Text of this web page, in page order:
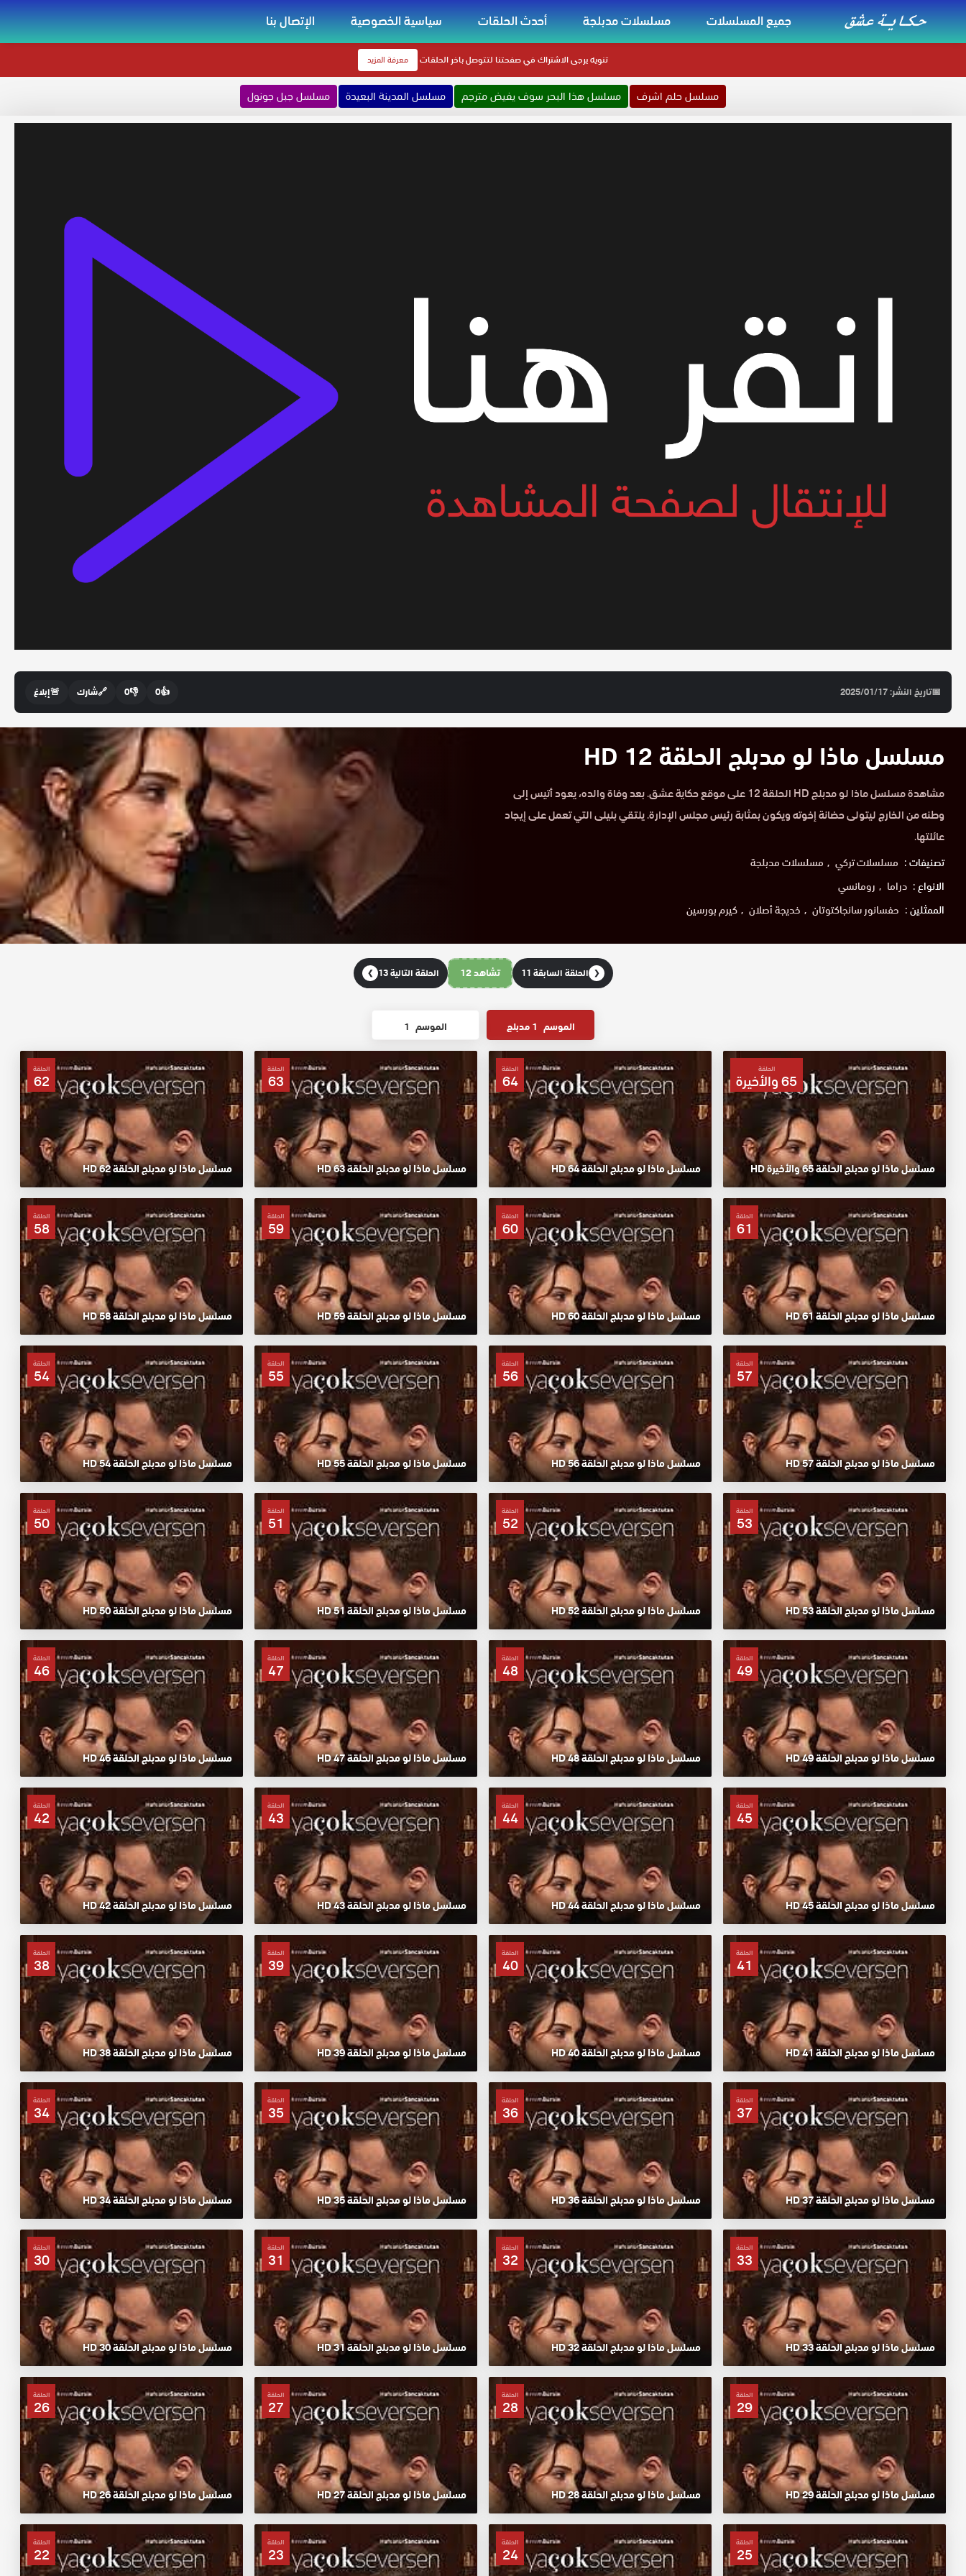
جميع المسلسلات مسلسلات مدبلجة أحدث الحلقات سياسية الخصوصية الإتصال بنا
تنويهيرجى الاشتراك في صفحتنا لتتوصل باخر الحلقات معرفة المزيد
مسلسل حلم اشرف مسلسل هذا البحر سوف يفيض مترجم مسلسل المدينة البعيدة مسلسل جبل جونول
📅تاريخ النشر: 2025/01/17 👍
0
👎
0
🔗شارك 🚨إبلاغ
مسلسل ماذا لو مدبلج الحلقة 12 HD
مشاهدة مسلسل ماذا لو مدبلج HD الحلقة 12 على موقع حكاية عشق. بعد وفاة والده، يعود أتيس إلى
وطنه من الخارج ليتولى حضانة إخوته ويكون بمثابة رئيس مجلس الإدارة. يلتقي بليلى التي تعمل على إيجاد
عائلتها.
تصنيفات : مسلسلات تركي
مسلسلات مدبلجة
الانواع : دراما
رومانسي
الممثلين : حفسانور سانجاكتوتان خديجة أصلان كيرم بورسين
❮ الحلقة السابقة 11 تشاهد 12 الحلقة التالية 13 ❯
الموسم 1 مدبلج الموسم 1
الحلقة
65 والأخيرة
مسلسل ماذا لو مدبلج الحلقة 65 والأخيرة HD
الحلقة
64
مسلسل ماذا لو مدبلج الحلقة 64 HD
الحلقة
63
مسلسل ماذا لو مدبلج الحلقة 63 HD
الحلقة
62
مسلسل ماذا لو مدبلج الحلقة 62 HD
الحلقة
61
مسلسل ماذا لو مدبلج الحلقة 61 HD
الحلقة
60
مسلسل ماذا لو مدبلج الحلقة 60 HD
الحلقة
59
مسلسل ماذا لو مدبلج الحلقة 59 HD
الحلقة
58
مسلسل ماذا لو مدبلج الحلقة 58 HD
الحلقة
57
مسلسل ماذا لو مدبلج الحلقة 57 HD
الحلقة
56
مسلسل ماذا لو مدبلج الحلقة 56 HD
الحلقة
55
مسلسل ماذا لو مدبلج الحلقة 55 HD
الحلقة
54
مسلسل ماذا لو مدبلج الحلقة 54 HD
الحلقة
53
مسلسل ماذا لو مدبلج الحلقة 53 HD
الحلقة
52
مسلسل ماذا لو مدبلج الحلقة 52 HD
الحلقة
51
مسلسل ماذا لو مدبلج الحلقة 51 HD
الحلقة
50
مسلسل ماذا لو مدبلج الحلقة 50 HD
الحلقة
49
مسلسل ماذا لو مدبلج الحلقة 49 HD
الحلقة
48
مسلسل ماذا لو مدبلج الحلقة 48 HD
الحلقة
47
مسلسل ماذا لو مدبلج الحلقة 47 HD
الحلقة
46
مسلسل ماذا لو مدبلج الحلقة 46 HD
الحلقة
45
مسلسل ماذا لو مدبلج الحلقة 45 HD
الحلقة
44
مسلسل ماذا لو مدبلج الحلقة 44 HD
الحلقة
43
مسلسل ماذا لو مدبلج الحلقة 43 HD
الحلقة
42
مسلسل ماذا لو مدبلج الحلقة 42 HD
الحلقة
41
مسلسل ماذا لو مدبلج الحلقة 41 HD
الحلقة
40
مسلسل ماذا لو مدبلج الحلقة 40 HD
الحلقة
39
مسلسل ماذا لو مدبلج الحلقة 39 HD
الحلقة
38
مسلسل ماذا لو مدبلج الحلقة 38 HD
الحلقة
37
مسلسل ماذا لو مدبلج الحلقة 37 HD
الحلقة
36
مسلسل ماذا لو مدبلج الحلقة 36 HD
الحلقة
35
مسلسل ماذا لو مدبلج الحلقة 35 HD
الحلقة
34
مسلسل ماذا لو مدبلج الحلقة 34 HD
الحلقة
33
مسلسل ماذا لو مدبلج الحلقة 33 HD
الحلقة
32
مسلسل ماذا لو مدبلج الحلقة 32 HD
الحلقة
31
مسلسل ماذا لو مدبلج الحلقة 31 HD
الحلقة
30
مسلسل ماذا لو مدبلج الحلقة 30 HD
الحلقة
29
مسلسل ماذا لو مدبلج الحلقة 29 HD
الحلقة
28
مسلسل ماذا لو مدبلج الحلقة 28 HD
الحلقة
27
مسلسل ماذا لو مدبلج الحلقة 27 HD
الحلقة
26
مسلسل ماذا لو مدبلج الحلقة 26 HD
الحلقة
25
الحلقة
24
الحلقة
23
الحلقة
22